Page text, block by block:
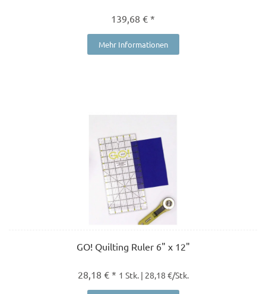
139,68 € *
Mehr Informationen
GO! Quilting Ruler 6" x 12"
28,18 € * 1 Stk. | 28,18 €/Stk.